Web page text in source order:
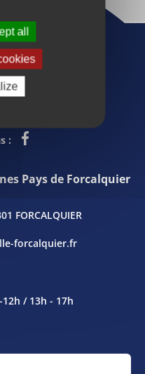
:
Pays de Forcalquier
FORCALQUIER
forcalquier.fr
/ 13h - 17h
all